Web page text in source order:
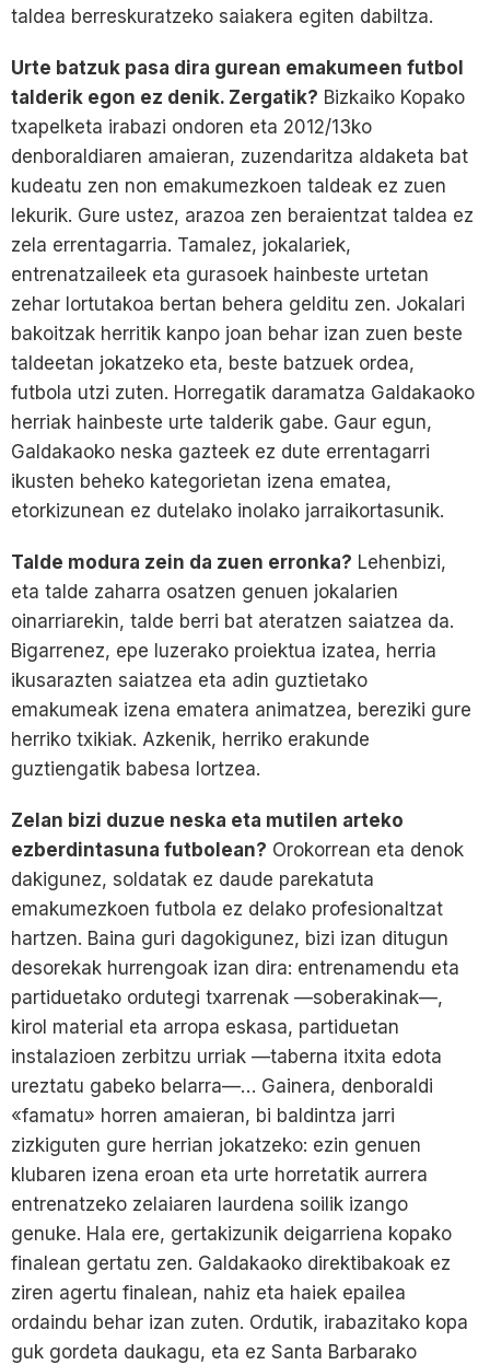
taldea berreskuratzeko saiakera egiten dabiltza.
Urte batzuk pasa dira gurean emakumeen futbol
talderik egon ez denik. Zergatik? Bizkaiko Kopako
txapelketa irabazi ondoren eta 2012/13ko
denboraldiaren amaieran, zuzendaritza aldaketa bat
kudeatu zen non emakumezkoen taldeak ez zuen
lekurik. Gure ustez, arazoa zen beraientzat taldea ez
zela errentagarria. Tamalez, jokalariek,
entrenatzaileek eta gurasoek hainbeste urtetan
zehar lortutakoa bertan behera gelditu zen. Jokalari
bakoitzak herritik kanpo joan behar izan zuen beste
taldeetan jokatzeko eta, beste batzuek ordea,
futbola utzi zuten. Horregatik daramatza Galdakaoko
herriak hainbeste urte talderik gabe. Gaur egun,
Galdakaoko neska gazteek ez dute errentagarri
ikusten beheko kategorietan izena ematea,
etorkizunean ez dutelako inolako jarraikortasunik.
Talde modura zein da zuen erronka? Lehenbizi,
eta talde zaharra osatzen genuen jokalarien
oinarriarekin, talde berri bat ateratzen saiatzea da.
Bigarrenez, epe luzerako proiektua izatea, herria
ikusarazten saiatzea eta adin guztietako
emakumeak izena ematera animatzea, bereziki gure
herriko txikiak. Azkenik, herriko erakunde
guztiengatik babesa lortzea.
Zelan bizi duzue neska eta mutilen arteko
ezberdintasuna futbolean? Orokorrean eta denok
dakigunez, soldatak ez daude parekatuta
emakumezkoen futbola ez delako profesionaltzat
hartzen. Baina guri dagokigunez, bizi izan ditugun
desorekak hurrengoak izan dira: entrenamendu eta
partiduetako ordutegi txarrenak —soberakinak—,
kirol material eta arropa eskasa, partiduetan
instalazioen zerbitzu urriak —taberna itxita edota
ureztatu gabeko belarra—… Gainera, denboraldi
«famatu» horren amaieran, bi baldintza jarri
zizkiguten gure herrian jokatzeko: ezin genuen
klubaren izena eroan eta urte horretatik aurrera
entrenatzeko zelaiaren laurdena soilik izango
genuke. Hala ere, gertakizunik deigarriena kopako
finalean gertatu zen. Galdakaoko direktibakoak ez
ziren agertu finalean, nahiz eta haiek epailea
ordaindu behar izan zuten. Ordutik, irabazitako kopa
guk gordeta daukagu, eta ez Santa Barbarako